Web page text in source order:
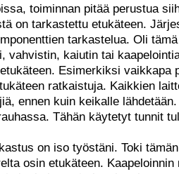
toiminnan pitää perustua
on tarkastettu etukäteen.
tarkastelua. Oli
vahvistin, kaiutin tai
Esimerkiksi vaikkapa
ratkaistuja. Kaikkien
ennen kuin keikalle
Tähän käytetyt tunnit
on iso työstäni. Toki
osin etukäteen. Kaapeloinnin